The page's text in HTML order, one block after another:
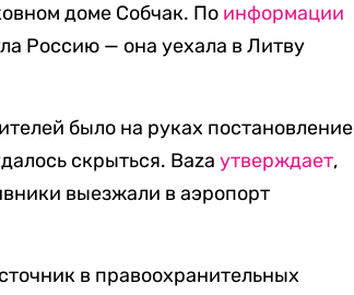
доме Собчак. По информации
Россию — она уехала в Литву
было на руках постановление
скрыться. Bazaутверждает,
выезжали в аэропорт
в правоохранительных